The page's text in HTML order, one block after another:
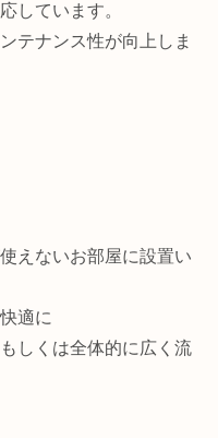
しています。
テナンス性が向上しま
えないお部屋に設置い
適に
しくは全体的に広く流